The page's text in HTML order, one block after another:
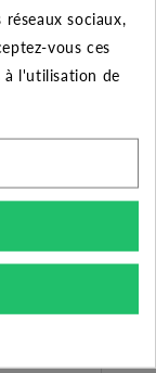
sociaux,
vous ces
à l'utilisation de